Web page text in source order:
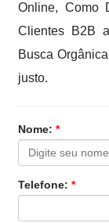
Online, Como
Clientes B2B
Busca
justo.
Nome:*
Telefone:*